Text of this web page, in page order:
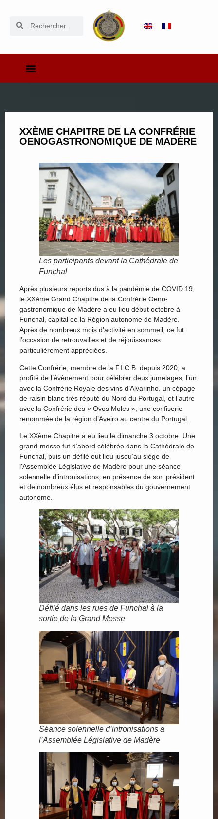
XXÈME CHAPITRE DE LA CONFRÉRIE
OENOGASTRONOMIQUE DE MADÈRE
Les participants devant la Cathédrale de
Funchal
Après plusieurs reports dus à la pandémie de COVID 19,
le XXème Grand Chapitre de la Confrérie Oeno-
gastronomique de Madère a eu lieu début octobre à
Funchal, capital de la Région autonome de Madère.
Après de nombreux mois d’activité en sommeil, ce fut
l’occasion de retrouvailles et de réjouissances
particulièrement appréciées.
Cette Confrérie, membre de la F.I.C.B. depuis 2020, a
profité de l’évènement pour célébrer deux jumelages, l’un
avec la Confrérie Royale des vins d’Alvarinho, un cépage
de raisin blanc très réputé du Nord du Portugal, et l’autre
avec la Confrérie des « Ovos Moles », une confiserie
renommée de la région d’Aveiro au centre du Portugal.
Le XXème Chapitre a eu lieu le dimanche 3 octobre. Une
grand-messe fut d’abord célébrée dans la Cathédrale de
Funchal, puis un défilé eut lieu jusqu’au siège de
l’Assemblée Législative de Madère pour une séance
solennelle d’intronisations, en présence de son président
et de nombreux élus et responsables du gouvernement
autonome.
Défilé dans les rues de Funchal à la
sortie de la Grand Messe
Séance solennelle d’intronisations à
l’Assemblée Législative de Madère